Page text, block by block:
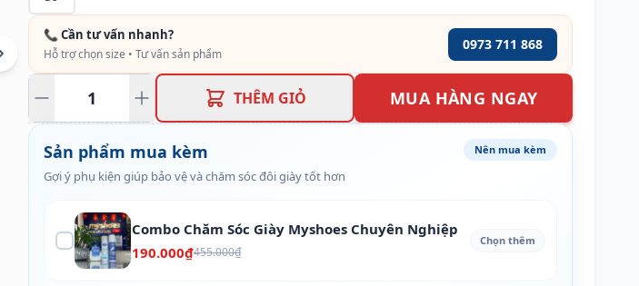
📞 Cần tư vấn nhanh?
Hỗ trợ chọn size • Tư vấn sản phẩm
0973 711 868
THÊM GIỎ MUA HÀNG NGAY
Sản phẩm mua kèm
Gợi ý phụ kiện giúp bảo vệ và chăm sóc đôi giày tốt hơn
Nên mua kèm
Combo Chăm Sóc Giày Myshoes Chuyên Nghiệp
190.000₫455.000₫
Chọn thêm